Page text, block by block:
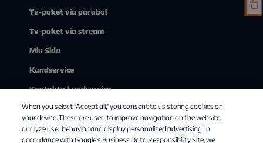
Tv-paket via parabol
Tv-paket via stream
Min Sida
Kundservice
Kontakta kundservice
Om Allente
When you select “Accept all,” you consent to us storing cookies on
your device. These are used to improve navigation on the website,
analyze user behavior, and display personalized advertising. In
accordance with Google's Business Data Responsibility Site, we